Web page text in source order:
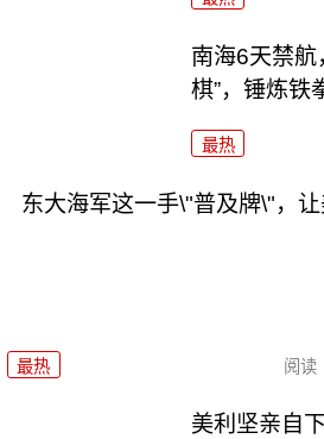
南海6天禁航
棋”，锤炼铁
最热
东大海军这一手\"普及牌\"，让
最热 阅读
美利坚亲自